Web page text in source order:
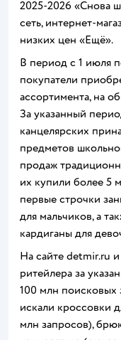
2025-2026 «Снова
сеть, интернет-
низких цен «Ещё».
В период с 1 июля
покупатели
ассортимента, на
За указанный
канцелярских
предметов
продаж
их купили более 5
первые строчки
для мальчиков, а
кардиганы для
На сайте detmir.ru
ритейлера за
100 млн поисковых
искали кроссовки
млн запросов),